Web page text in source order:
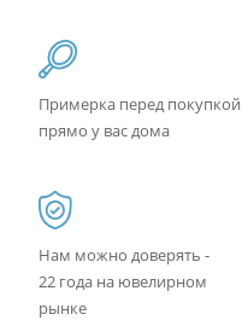
Примерка перед покупкой
прямо у вас дома
Нам можно доверять -
22 года на ювелирном
рынке